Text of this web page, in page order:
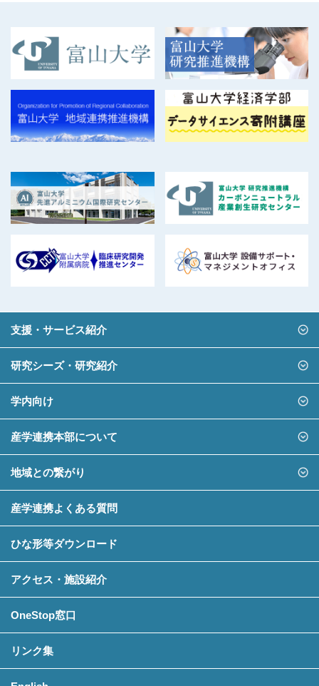
支援・サービス紹介
研究シーズ・研究紹介
学内向け
産学連携本部について
地域との繋がり
産学連携よくある質問
ひな形等ダウンロード
アクセス・施設紹介
OneStop窓口
リンク集